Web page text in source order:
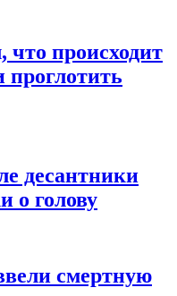
что происходит
проглотить
десантники
о голову
смертную